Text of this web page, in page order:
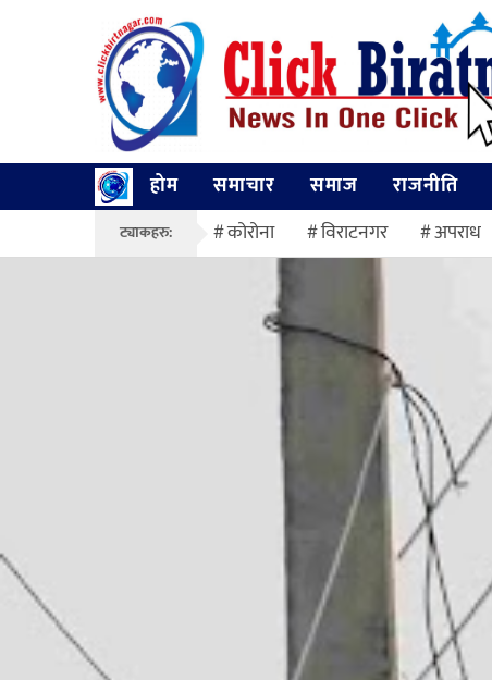
होम समाचार समाज राजनीति
ट्याकहरु: कोरोना विराटनगर अपराध